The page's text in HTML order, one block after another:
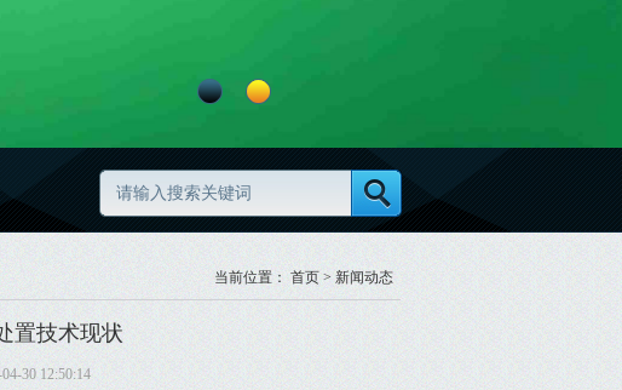
高效更规范 废旧物资分类怎么做更规范
当前位置： 首页 > 新闻动态
置技术现状
30 12:50:14